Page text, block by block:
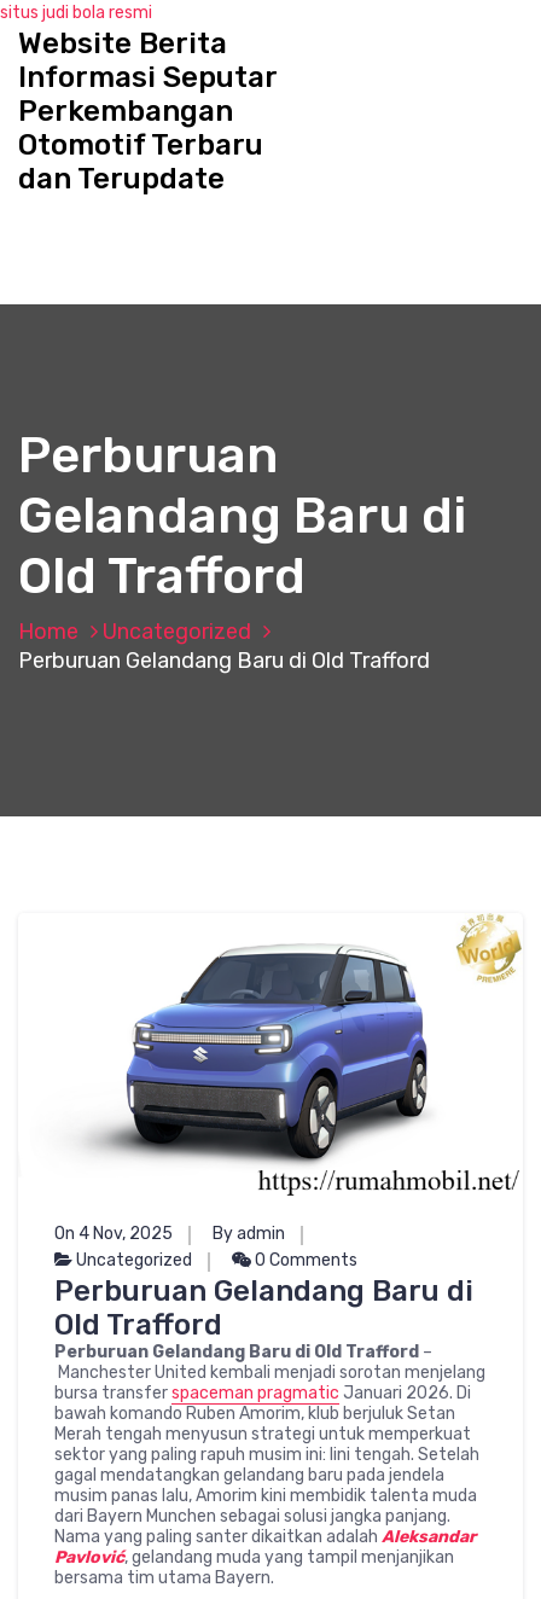
situs judi bola resmi
e
Website Berita
Informasi Seputar
Perkembangan
Otomotif Terbaru
dan Terupdate
Perburuan
Gelandang Baru di
Old Trafford
Home
Uncategorized
Perburuan Gelandang Baru di Old Trafford
On 4 Nov, 2025
By admin
Uncategorized
0 Comments
Perburuan Gelandang Baru di
Old Trafford
Perburuan Gelandang Baru di Old Trafford –
Manchester United kembali menjadi sorotan menjelang
bursa transferspaceman pragmatic Januari 2026. Di
bawah komando Ruben Amorim, klub berjuluk Setan
Merah tengah menyusun strategi untuk memperkuat
sektor yang paling rapuh musim ini: lini tengah. Setelah
gagal mendatangkan gelandang baru pada jendela
musim panas lalu, Amorim kini membidik talenta muda
dari Bayern Munchen sebagai solusi jangka panjang.
Nama yang paling santer dikaitkan adalah Aleksandar
Pavlović, gelandang muda yang tampil menjanjikan
bersama tim utama Bayern.